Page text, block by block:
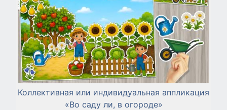
Коллективная или индивидуальная аппликация
«Во саду ли, в огороде»